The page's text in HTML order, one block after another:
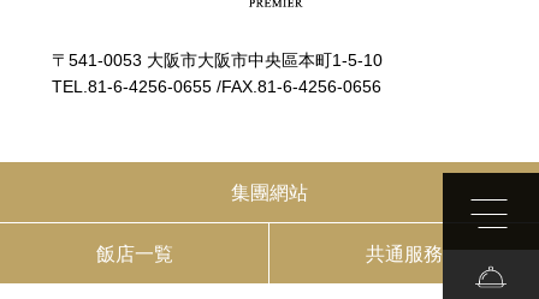
〒541-0053 大阪市大阪市中央區本町1-5-10
TEL. 81-6-4256-0655 /FAX.81-6-4256-0656
集團網站
飯店一覧 共通服務